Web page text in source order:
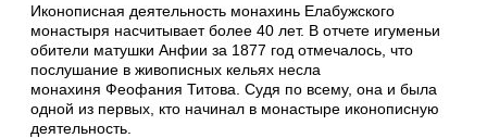
Иконописная деятельность монахинь Елабужского
монастыря насчитывает более 40 лет. В отчете игуменьи
обители матушки Анфии за 1877 год отмечалось, что
послушание в живописных кельях несла
монахиня Феофания Титова. Судя по всему, она и была
одной из первых, кто начинал в монастыре иконописную
деятельность.